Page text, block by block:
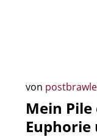
von
Mein Pile